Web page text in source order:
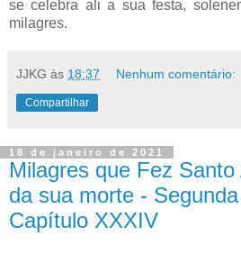
se celebra ali a sua festa,
milagres.
JJKG às 18:37 Nenhum comentário:
Compartilhar
18 de janeiro de 2021
Milagres que Fez
da sua morte -
Capítulo XXXIV